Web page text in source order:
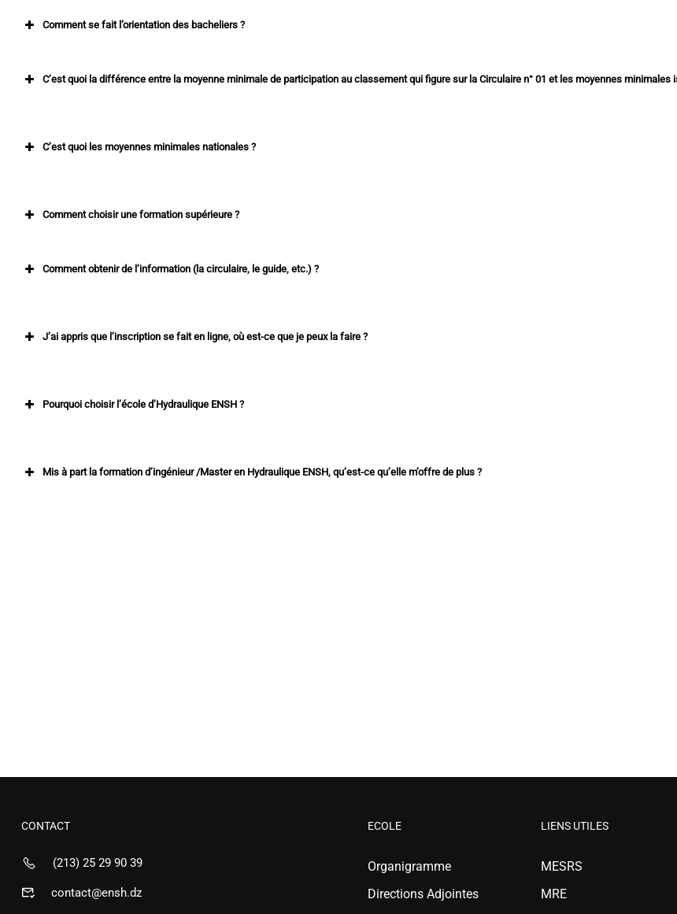
Comment se fait l’orientation des bacheliers ?
C’est quoi la différence entre la moyenne minimale de participation au classement qui figure sur la Circulaire n° 01 et les moyennes
C’est quoi les moyennes minimales nationales ?
Comment choisir une formation supérieure ?
https://services.mesrs.dz/DGEF/bac2024/portail_bac2024.apk
Comment obtenir de l’information (la circulaire, le guide, etc.) ?
J’ai appris que l’inscription se fait en ligne, où est-ce que je peux la faire ?
Pourquoi choisir l’école d’Hydraulique ENSH ?
Mis à part la formation d’ingénieur /Master en Hydraulique ENSH, qu’est-ce qu’elle m’offre de plus ?
CONTACT
(213) 25 29 90 39
contact@ensh.dz
ECOLE
Organigramme
Directions Adjointes
LIENS UTILES
MESRS
MRE